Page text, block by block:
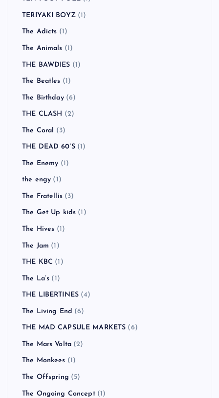
TERIYAKI BOYZ(1)
The Adicts (1)
The Animals (1)
THE BAWDIES (1)
The Beatles (1)
The Birthday(6)
THE CLASH (2)
The Coral (3)
THE DEAD 60’S(1)
The Enemy (1)
the engy (1)
The Fratellis(3)
The Get Up kids (1)
The Hives (1)
The Jam (1)
THE KBC (1)
The La’s (1)
THE LIBERTINES (4)
The Living End (6)
THE MAD CAPSULE MARKETS (6)
The Mars Volta (2)
The Monkees (1)
The Offspring (5)
The Ongoing Concept(1)